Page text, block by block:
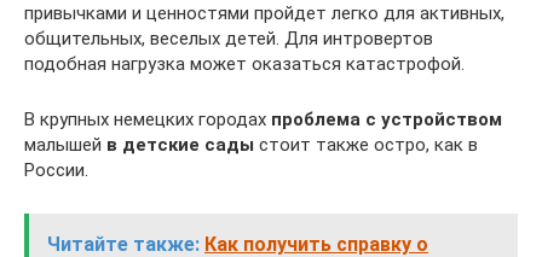
привычками и ценностями пройдет легко для активных,
общительных, веселых детей. Для интровертов
подобная нагрузка может оказаться катастрофой.
В крупных немецких городах проблема с устройством
малышей в детские сады стоит также остро, как в
России.
Читайте также: Как получить справку о